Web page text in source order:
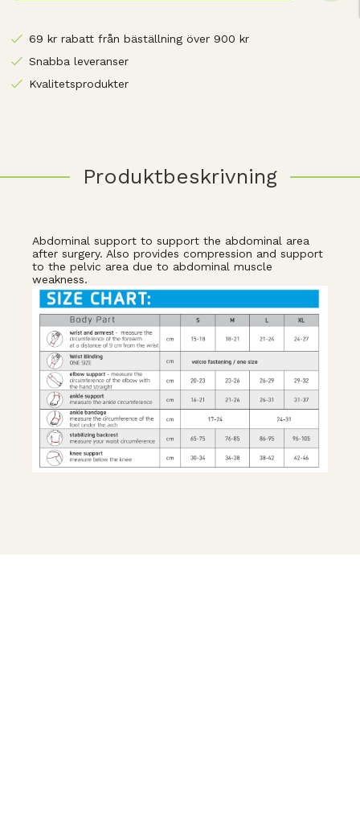
69 kr rabatt från bäställning över 900 kr
Snabba leveranser
Kvalitetsprodukter
Produktbeskrivning
Abdominal support to support the abdominal area
after surgery. Also provides compression and support
to the pelvic area due to abdominal muscle
weakness.